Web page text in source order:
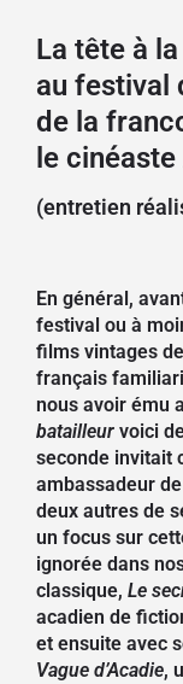
La tête à
au festival
de la
le
(entretien
En général,
festival ou à
films vintages
français
nous avoir ému
batailleur voici
seconde invitait
ambassadeur
deux autres de
un focus sur
ignorée dans
classique, Le
acadien de
et ensuite avec
Vague d’Acadie,